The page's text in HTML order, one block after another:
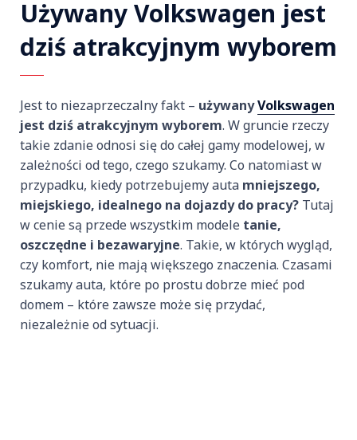
Używany Volkswagen jest
dziś atrakcyjnym wyborem
Jest to niezaprzeczalny fakt – używanyVolkswagen
jest dziś atrakcyjnym wyborem. W gruncie rzeczy
takie zdanie odnosi się do całej gamy modelowej, w
zależności od tego, czego szukamy. Co natomiast w
przypadku, kiedy potrzebujemy auta mniejszego,
miejskiego, idealnego na dojazdy do pracy? Tutaj
w cenie są przede wszystkim modele tanie,
oszczędne i bezawaryjne. Takie, w których wygląd,
czy komfort, nie mają większego znaczenia. Czasami
szukamy auta, które po prostu dobrze mieć pod
domem – które zawsze może się przydać,
niezależnie od sytuacji.